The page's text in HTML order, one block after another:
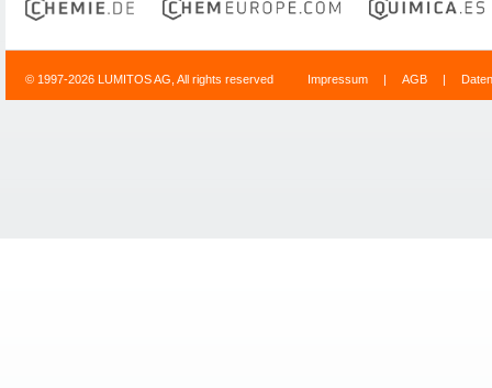
© 1997-2026 LUMITOS AG, All rights reserved Impressum | AGB |